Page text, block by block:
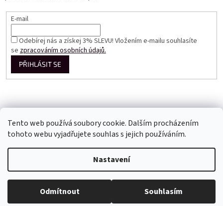
Tento web používá soubory cookie. Dalším procházením
tohoto webu vyjadřujete souhlas s jejich používáním.
Nastavení
Odmítnout Souhlasím
E-mail
Odebírej nás a získej 3% SLEVU! Vložením e-mailu souhlasíte
sezpracováním osobních údajů.
PŘIHLÁSIT SE
Copyright 2026Perfect Dress EU. Všechna práva vyhrazena.
Upravit nastavení cookies